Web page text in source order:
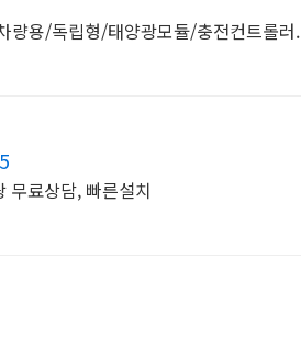
량용/독립형/태양광모듈/충전컨트롤러.
무료상담, 빠른설치